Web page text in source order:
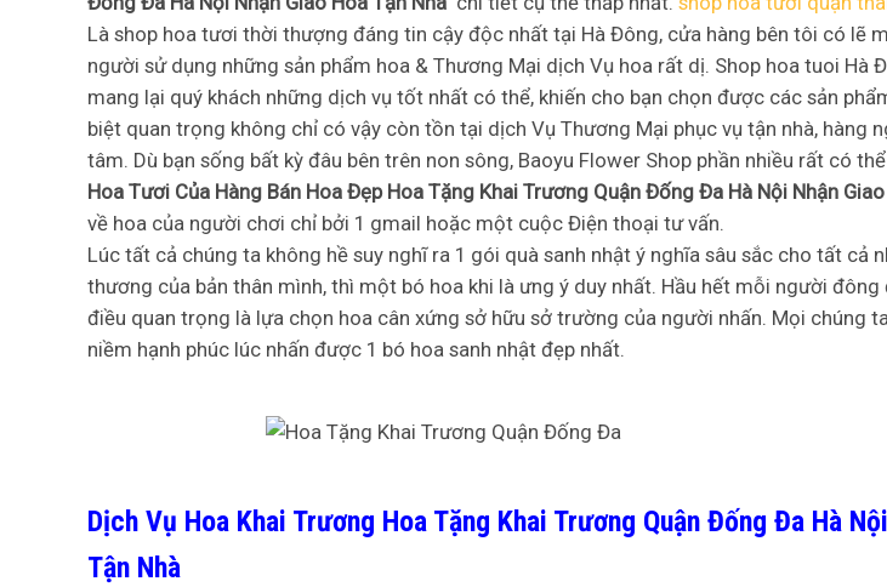
Là shop hoa tươi thời thượng đáng tin cậy độc nhất tại Hà Đông, cửa hàng bên tôi có lẽ
người sử dụng những sản phẩm hoa & Thương Mại dịch Vụ hoa rất dị. Shop hoa tuoi Hà
mang lại quý khách những dịch vụ tốt nhất có thể, khiến cho bạn chọn được các sản
biệt quan trọng không chỉ có vậy còn tồn tại dịch Vụ Thương Mại phục vụ tận nhà, hàng
tâm. Dù bạn sống bất kỳ đâu bên trên non sông, Baoyu Flower Shop phần nhiều rất có
Hoa Tươi Của Hàng Bán Hoa Đẹp Hoa Tặng Khai Trương Quận Đống Đa Hà Nội Nhận
về hoa của người chơi chỉ bởi 1 gmail hoặc một cuộc Điện thoại tư vấn.
Lúc tất cả chúng ta không hề suy nghĩ ra 1 gói quà sanh nhật ý nghĩa sâu sắc cho tất cả
thương của bản thân mình, thì một bó hoa khi là ưng ý duy nhất. Hầu hết mỗi người đông
điều quan trọng là lựa chọn hoa cân xứng sở hữu sở trường của người nhấn. Mọi chúng
niềm hạnh phúc lúc nhấn được 1 bó hoa sanh nhật đẹp nhất.
Dịch Vụ Hoa Khai Trương Hoa Tặng Khai Trương Quận Đống Đa Hà
Tận Nhà